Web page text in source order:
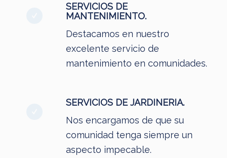
SERVICIOS DE
MANTENIMIENTO.
Destacamos en nuestro
excelente servicio de
mantenimiento en comunidades.
SERVICIOS DE JARDINERIA.
Nos encargamos de que su
comunidad tenga siempre un
aspecto impecable.